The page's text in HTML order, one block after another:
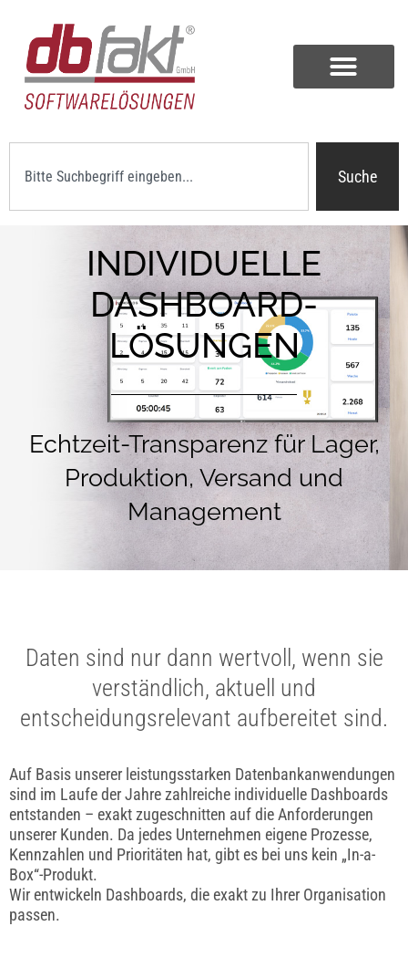
Suche
INDIVIDUELLE
DASHBOARD-
LÖSUNGEN
Echtzeit-Transparenz für Lager,
Produktion, Versand und
Management
Daten sind nur dann wertvoll, wenn sie
verständlich, aktuell und
entscheidungsrelevant aufbereitet sind.
Auf Basis unserer leistungsstarken Datenbankanwendungen
sind im Laufe der Jahre zahlreiche individuelle Dashboards
entstanden – exakt zugeschnitten auf die Anforderungen
unserer Kunden. Da jedes Unternehmen eigene Prozesse,
Kennzahlen und Prioritäten hat, gibt es bei uns kein „In-a-
Box“-Produkt.
Wir entwickeln Dashboards, die exakt zu Ihrer Organisation
passen.